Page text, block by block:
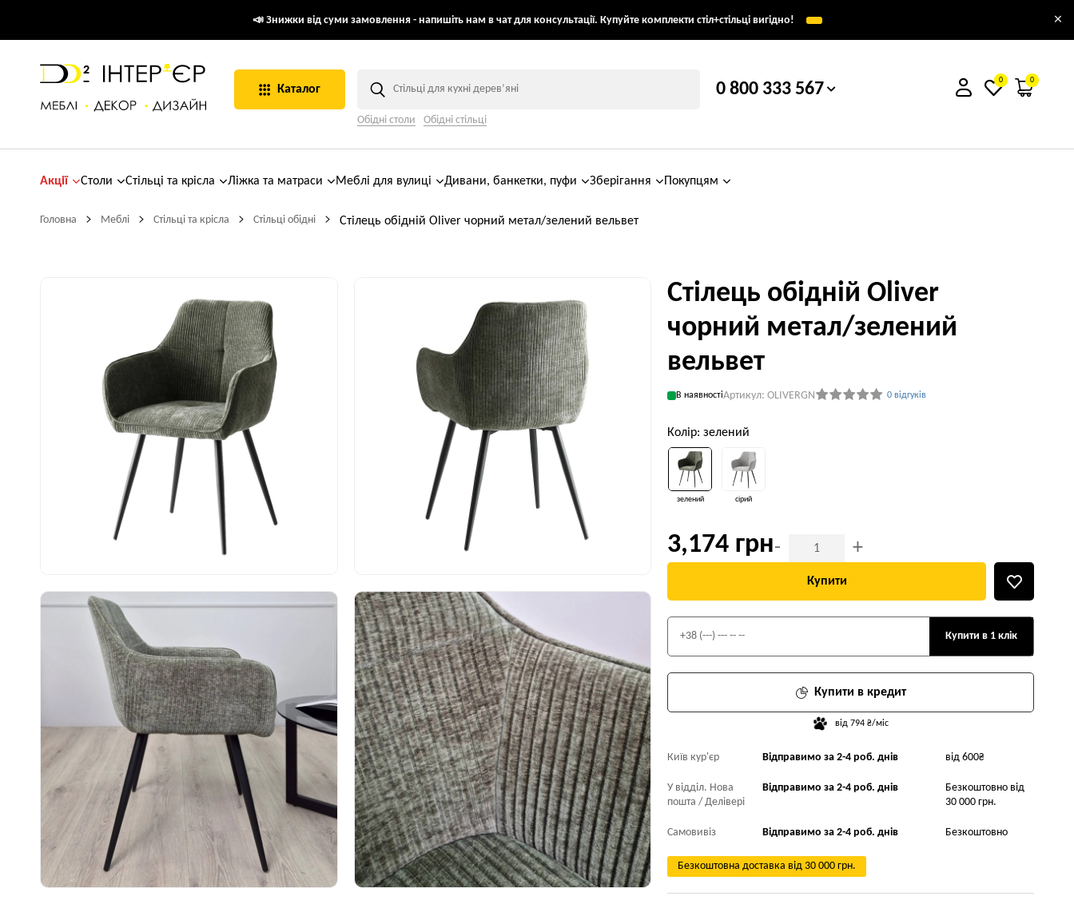
📣 Знижки від суми замовлення - напишіть нам в чат для консультації. Купуйте комплекти стіл+стільці вигідно! ×
Каталог
Обідні столи Обідні стільці
0 800 333 567 0 0
Акції Столи Стільці та крісла Ліжка та матраси Меблі для вулиці Дивани, банкетки, пуфи Зберігання Покупцям
Головна Меблі Стільці та крісла Стільці обідні Стілець обідній Oliver чорний метал/зелений вельвет
Стілець обідній Oliver
чорний метал/зелений
вельвет
В наявностіАртикул: OLIVERGN 0 відгуків
Колір: зелений
зелений сірий
3,174 грн- +
Купити
Купити в кредит
від 794 ₴/міс
Купити в 1 клік
Київ кур'єр Відправимо за 2-4 роб. днів від 600₴
У відділ. Нова
пошта / Делівері
Відправимо за 2-4 роб. днів
Безкоштовно від
30 000 грн.
Самовивіз Відправимо за 2-4 роб. днів Безкоштовно
Безкоштовна доставка від 30 000 грн.